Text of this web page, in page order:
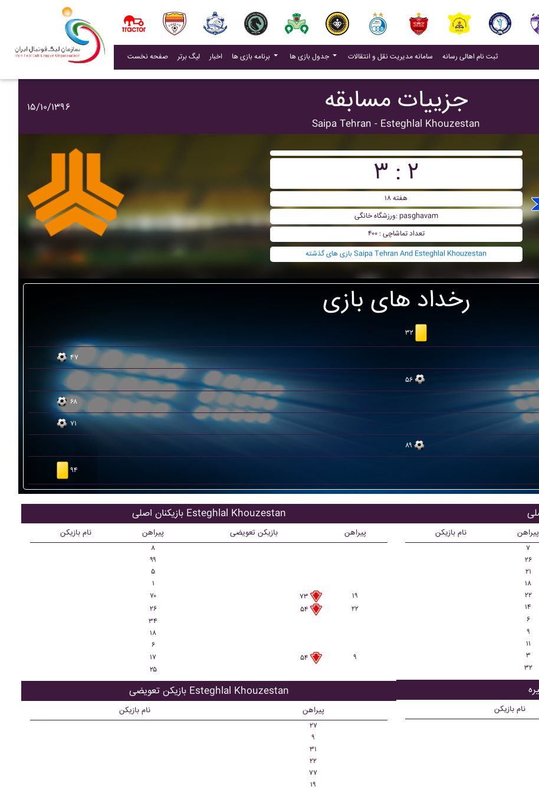
صفحه نخست لیگ برتر اخبار(current) برنامه بازی ها جدول بازی ها سامانه مدیریت نقل و انتقالات (current)
ثبت نام اهالی رسانه(current)
۱۵/۱۰/۱۳۹۶ جزییات مسابقه
Saipa Tehran - Esteghlal Khouzestan
۳ : ۲
هفته ۱۸
ورزشگاه خانگی: pasghavam
تعداد تماشاچی : ۴۰۰
بازی های گذشته Saipa Tehran And Esteghlal Khouzestan
رخداد های بازی
۳۲
۴۷
۵۶
۶۸
۷۱
۸۹
۹۴
بازیکنان اصلی Esteghlal Khouzestan
نام بازیکن پیراهن بازیکن تعویضی پیراهن
۸
۹۹
۵
۱
۷۰
۷۳
۱۹
۲۶
۵۴
۲۲
۳۴
۱۸
۶
۱۷
۵۴
۹
۲۵
بازیکن تعویضی Esteghlal Khouzestan
نام بازیکن پیراهن
۲۷
۹
۳۱
۲۲
۷۷
۱۹
نام بازیکن پیراهن
۷
۲۶
۲۱
۱۸
۲۲
۱۴
۶
۹
۱۱
۳
۳۲
نام بازیکن